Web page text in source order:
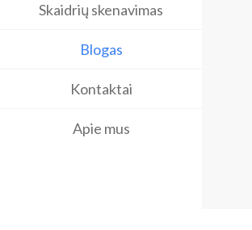
Skaidrių skenavimas
Blogas
Kontaktai
Apie mus